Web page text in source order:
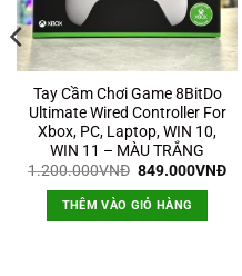
Tay Cầm Chơi Game 8BitDo
Ultimate Wired Controller For
Xbox, PC, Laptop, WIN 10,
WIN 11 – MÀU TRẮNG
1.200.000VNĐ Giá
là:
1.200.000VNĐ.
849.000VNĐGiá
THÊM VÀO GIỎ HÀNG